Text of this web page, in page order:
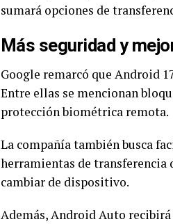
sumará opciones de
Más seguridad y
Google remarcó que Android
Entre ellas se mencionan
protección biométrica remota.
La compañía también busca
herramientas de transferencia
cambiar de dispositivo.
Además, Android Auto